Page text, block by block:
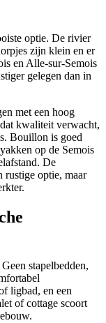
optie. De rivier
zijn klein en er
en Alle-sur-Semois
gelegen dan in
met een hoog
kwaliteit verwacht,
Bouillon is goed
op de Semois
De
rustige optie, maar
stapelbedden,
ligbad, en een
of cottage scoort